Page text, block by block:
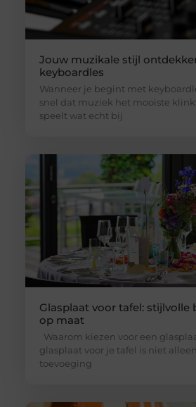
Jouw muzikale stijl
keyboardles
Wanneer je begint met
snel dat muziek het mooiste
speelt wat echt bij
Glasplaat voor tafel: stijlvolle
op maat
Waarom kiezen voor een
glasplaat voor je tafel is niet
toevoeging